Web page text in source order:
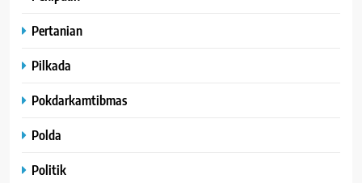
Pertanian
Pilkada
Pokdarkamtibmas
Polda
Politik